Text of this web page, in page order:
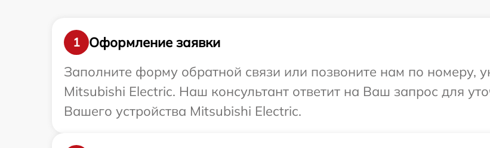
1
Оформление заявки
Заполните форму обратной связи или позвоните нам по номеру,
Mitsubishi Electric. Наш консультант ответит на Ваш запрос для
Вашего устройства Mitsubishi Electric.